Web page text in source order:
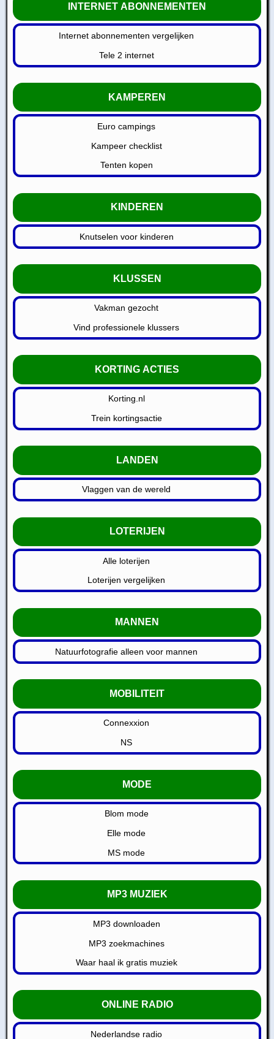
INTERNET ABONNEMENTEN
Internet abonnementen vergelijken
Tele 2 internet
KAMPEREN
Euro campings
Kampeer checklist
Tenten kopen
KINDEREN
Knutselen voor kinderen
KLUSSEN
Vakman gezocht
Vind professionele klussers
KORTING ACTIES
Korting.nl
Trein kortingsactie
LANDEN
Vlaggen van de wereld
LOTERIJEN
Alle loterijen
Loterijen vergelijken
MANNEN
Natuurfotografie alleen voor mannen
MOBILITEIT
Connexxion
NS
MODE
Blom mode
Elle mode
MS mode
MP3 MUZIEK
MP3 downloaden
MP3 zoekmachines
Waar haal ik gratis muziek
ONLINE RADIO
Nederlandse radio